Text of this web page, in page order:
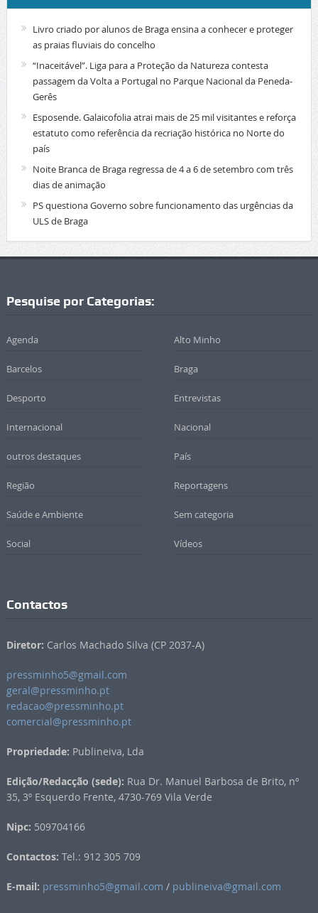
Livro criado por alunos de Braga ensina a conhecer e proteger
as praias fluviais do concelho
“Inaceitável”. Liga para a Proteção da Natureza contesta
passagem da Volta a Portugal no Parque Nacional da Peneda-
Gerês
Esposende. Galaicofolia atrai mais de 25 mil visitantes e reforça
estatuto como referência da recriação histórica no Norte do
país
Noite Branca de Braga regressa de 4 a 6 de setembro com três
dias de animação
PS questiona Governo sobre funcionamento das urgências da
ULS de Braga
Pesquise por Categorias:
Agenda Alto Minho
Barcelos Braga
Desporto Entrevistas
Internacional Nacional
outros destaques País
Região Reportagens
Saúde e Ambiente Sem categoria
Social Vídeos
Contactos
Diretor: Carlos Machado Silva (CP 2037-A)
pressminho5@gmail.com
geral@pressminho.pt
redacao@pressminho.pt
comercial@pressminho.pt
Propriedade: Publineiva, Lda
Edição/Redacção (sede): Rua Dr. Manuel Barbosa de Brito, nº
35, 3º Esquerdo Frente, 4730-769 Vila Verde
Nipc: 509704166
Contactos: Tel.: 912 305 709
E-mail: pressminho5@gmail.com / publineiva@gmail.com